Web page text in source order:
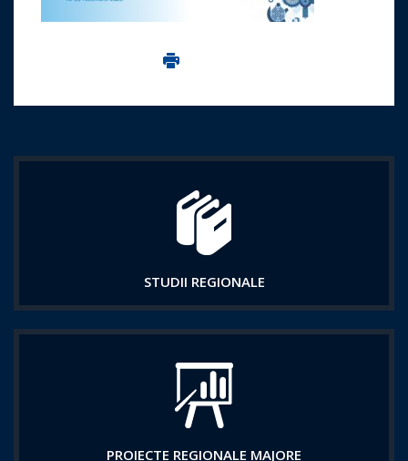
Imprima aceasta pagina
STUDII REGIONALE
PROIECTE REGIONALE MAJORE